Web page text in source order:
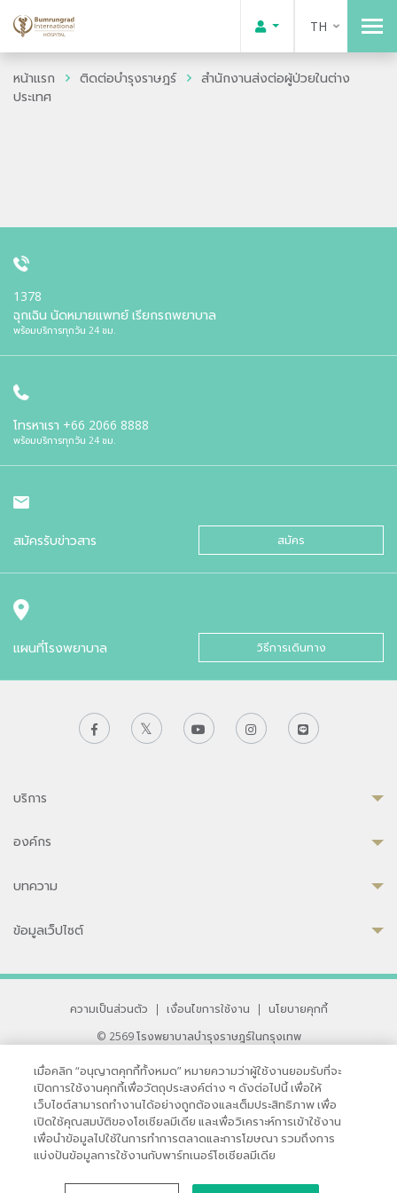
TH
หน้าแรก ติดต่อบำรุงราษฎร์
สำนักงานส่งต่อผู้ป่วยในต่าง
ประเทศ
1378
ฉุกเฉิน นัดหมายแพทย์ เรียกรถพยาบาล
พร้อมบริการทุกวัน 24 ชม.
โทรหาเรา +66 2066 8888
พร้อมบริการทุกวัน 24 ชม.
สมัครรับข่าวสาร สมัคร
แผนที่โรงพยาบาล วิธีการเดินทาง
บริการ
องค์กร
บทความ
ข้อมูลเว็ปไซต์
ความเป็นส่วนตัว | เงื่อนไขการใช้งาน |
นโยบายคุกกี้
© 2569 โรงพยาบาลบำรุงราษฎร์ในกรุงเทพ
33 สุขุมวิท ซอย 3 เขตวัฒนา กรุงเทพ 10110 ประเทศไทย
หากท่านมีข้อคิดเห็นหรือปัญหาในการใช้เว็บไซต์ของเรา
เมื่อคลิก “อนุญาตคุกกี้ทั้งหมด” หมายความว่าผู้ใช้งานยอมรับที่จะ
เปิดการใช้งานคุกกี้เพื่อวัตถุประสงค์ต่าง ๆ ดังต่อไปนี้ เพื่อให้
เว็บไซต์สามารถทำงานได้อย่างถูกต้องและเต็มประสิทธิภาพ เพื่อ
เปิดใช้คุณสมบัติของโซเชียลมีเดีย และเพื่อวิเคราะห์การเข้าใช้งาน
เพื่อนำข้อมูลไปใช้ในการทำการตลาดและการโฆษณา รวมถึงการ
แบ่งปันข้อมูลการใช้งานกับพาร์ทเนอร์โซเชียลมีเดีย